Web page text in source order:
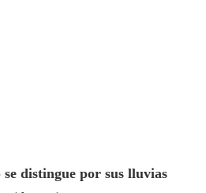
distingue por sus lluvias